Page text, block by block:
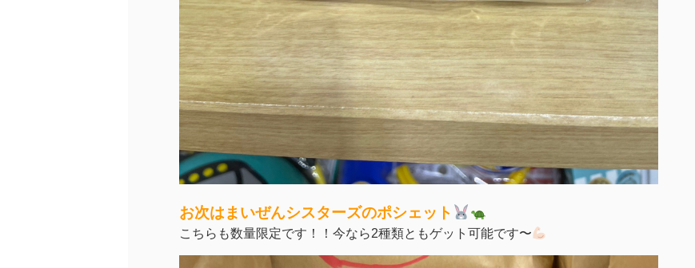
お次はまいぜんシスターズのポシェット
こちらも数量限定です！！今なら2種類ともゲット可能です〜